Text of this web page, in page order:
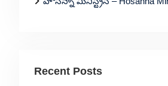
Recent Posts